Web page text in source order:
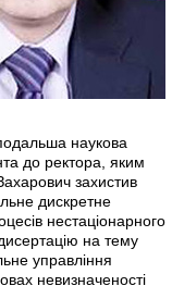
наукова
до ректора, яким
захистив
дискретне
нестаціонарного
на тему
управління
невизначеності